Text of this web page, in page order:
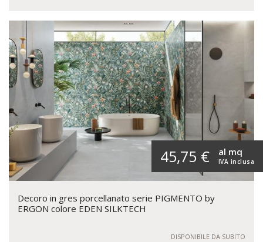
45,75 € IVA inclusa
al mq
Decoro in gres porcellanato serie PIGMENTO by
ERGON colore EDEN SILKTECH
DISPONIBILE DA SUBITO